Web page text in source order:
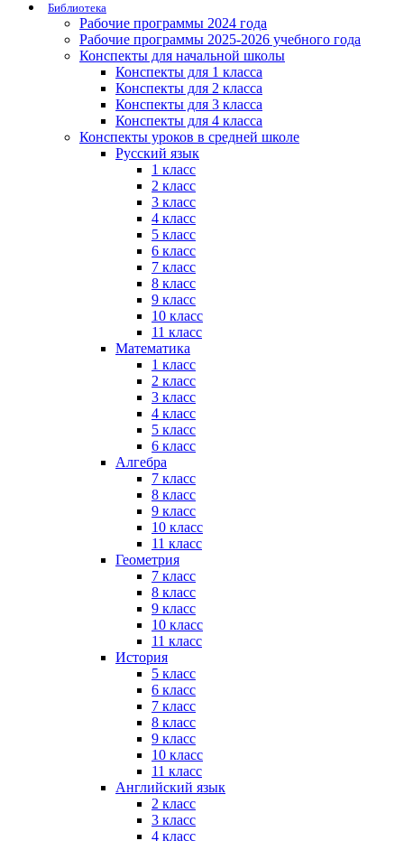
Библиотека
Рабочие программы 2024 года
Рабочие программы 2025-2026 учебного года
Конспекты для начальной школы
Конспекты для 1 класса
Конспекты для 2 класса
Конспекты для 3 класса
Конспекты для 4 класса
Конспекты уроков в средней школе
Русский язык
1 класс
2 класс
3 класс
4 класс
5 класс
6 класс
7 класс
8 класс
9 класс
10 класс
11 класс
Математика
1 класс
2 класс
3 класс
4 класс
5 класс
6 класс
Алгебра
7 класс
8 класс
9 класс
10 класс
11 класс
Геометрия
7 класс
8 класс
9 класс
10 класс
11 класс
История
5 класс
6 класс
7 класс
8 класс
9 класс
10 класс
11 класс
Английский язык
2 класс
3 класс
4 класс